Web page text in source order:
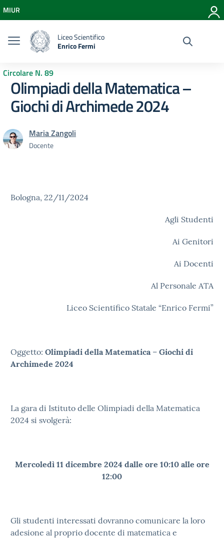
Vai al menu di navigazione
Vai al footer
MIUR
Liceo Scientifico
Enrico Fermi
Circolare N. 89
Olimpiadi della Matematica –
Giochi di Archimede 2024
Maria Zangoli
Docente
Bologna, 22/11/2024
Agli Studenti
Ai Genitori
Ai Docenti
Al Personale ATA
Liceo Scientifico Statale “Enrico Fermi”
Oggetto: Olimpiadi della Matematica– Giochi di
Archimede 2024
La gara di Istituto delle Olimpiadi della Matematica
2024 si svolgerà:
Mercoledì 11 dicembre 2024 dalle ore 10:10 alle ore
12:00
Gli studenti interessati dovranno comunicare la loro
adesione al proprio docente di matematica e